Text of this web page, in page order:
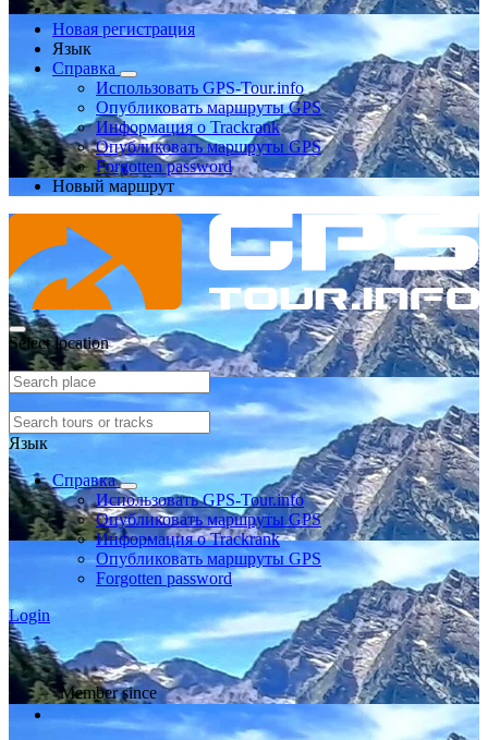
Новая регистрация
Язык
Справка
Использовать GPS-Tour.info
Опубликовать маршруты GPS
Информация о Trackrank
Опубликовать маршруты GPS
Forgotten password
Новый маршрут
Select location
Язык
Справка
Использовать GPS-Tour.info
Опубликовать маршруты GPS
Информация о Trackrank
Опубликовать маршруты GPS
Forgotten password
Login
Member since